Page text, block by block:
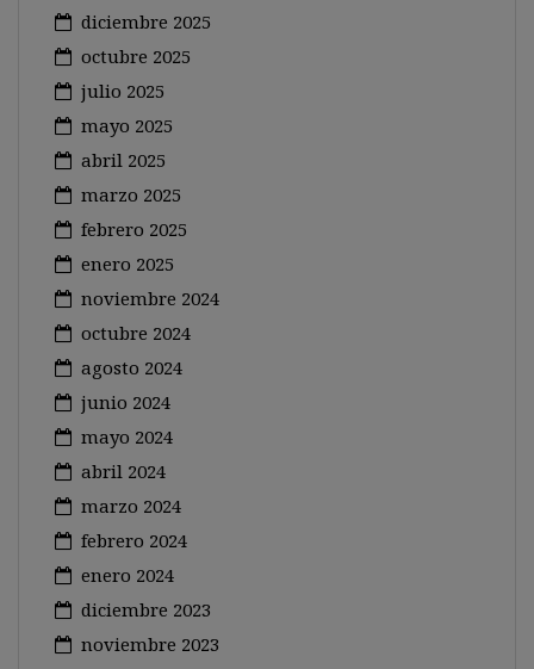
diciembre 2025
octubre 2025
julio 2025
mayo 2025
abril 2025
marzo 2025
febrero 2025
enero 2025
noviembre 2024
octubre 2024
agosto 2024
junio 2024
mayo 2024
abril 2024
marzo 2024
febrero 2024
enero 2024
diciembre 2023
noviembre 2023